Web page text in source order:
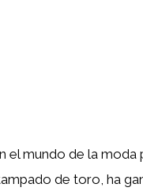
el mundo de la moda
de toro, ha